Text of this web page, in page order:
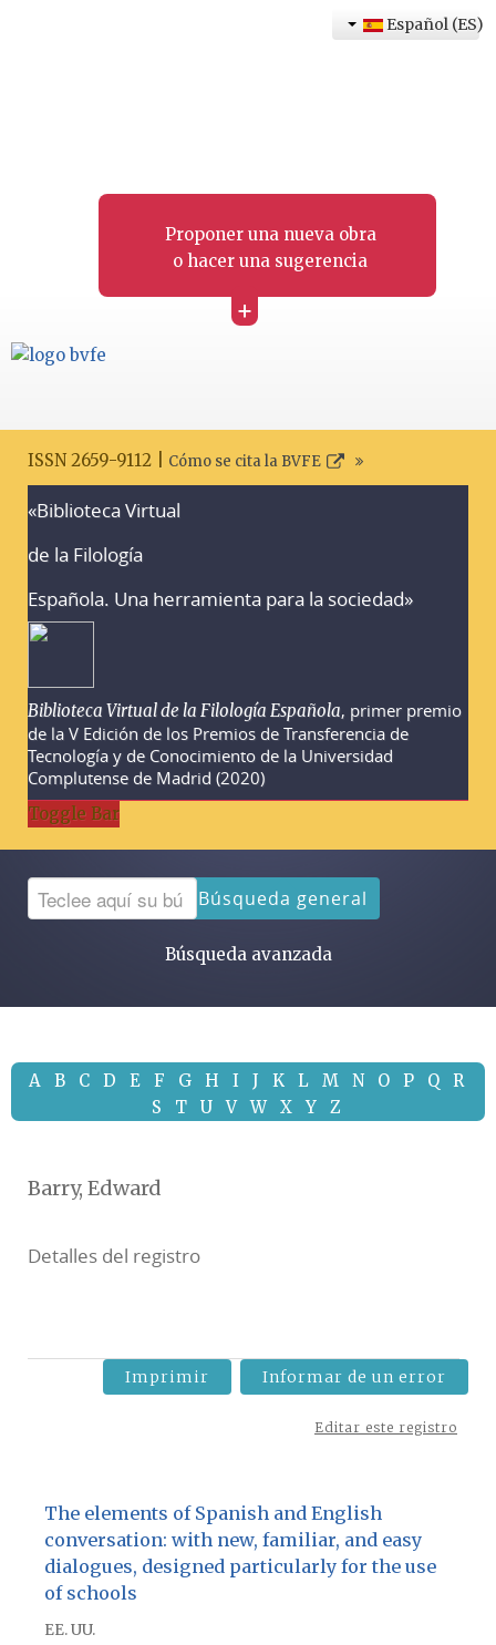
Proponer una nueva obra
o hacer una sugerencia
+
Español (ES)
ISSN 2659-9112 | Cómo se cita la BVFE
«Biblioteca Virtual
de la Filología
Española. Una herramienta para la sociedad»
Biblioteca Virtual de la Filología Española, primer premio
de la V Edición de los Premios de Transferencia de
Tecnología y de Conocimiento de la Universidad
Complutense de Madrid (2020)
Toggle Bar
Búsqueda general
Búsqueda avanzada
A B C D E F G H I J K L M N O P Q
R
S
T U V W X Y Z
Barry, Edward
Detalles del registro
Imprimir Informar de un error
Editar este registro
The elements of Spanish and English
conversation: with new, familiar, and easy
dialogues, designed particularly for the use
of schools
EE. UU.